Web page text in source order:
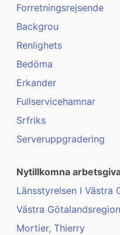
Forretningsrejsende
Backgrou
Renlighets
Bedöma
Erkander
Fullservicehamnar
Srfriks
Serveruppgradering
Nytillkomna
Länsstyrelsen I Västra
Västra
Mortier, Thierry